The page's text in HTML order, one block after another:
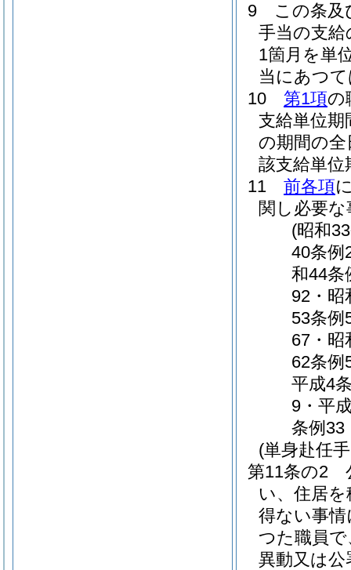
9
この条及
手当の支
1箇月を単
当にあつ
10
第1項の
支給単位
の期間の
該支給単
11
前各項
関し必要
(昭和
40条例
和44条
92・昭
53条例
67・昭
62条例
平成4
9・平
条例33
(単身赴任
第11条の2
い、住居
得ない事
つた職員
異動又は